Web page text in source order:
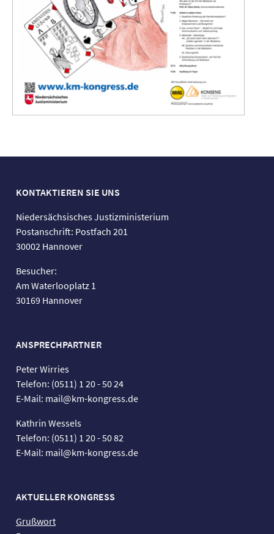
KONTAKTIEREN SIE UNS
Niedersächsisches Justizministerium
Postanschrift: Postfach 201
30002 Hannover
Besucher:
Am Waterlooplatz 1
30169 Hannover
ANSPRECHPARTNER
Peter Wirries
Telefon: (0511) 1 20 - 50 24
E-Mail: mail@km-kongress.de
Kathrin Wessels
Telefon: (0511) 1 20 - 50 82
E-Mail: mail@km-kongress.de
AKTUELLER KONGRESS
Grußwort